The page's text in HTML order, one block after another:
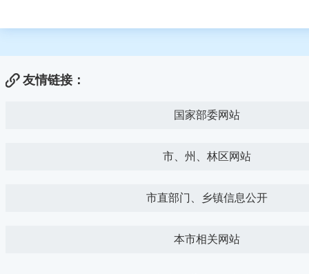
友情链接：
国家部委网站
市、州、林区网站
市直部门、乡镇信息公开
本市相关网站